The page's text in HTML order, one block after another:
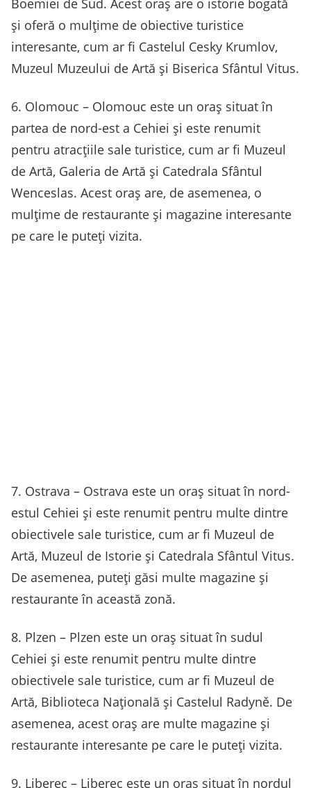
Boemiei de Sud. Acest oraș are o istorie bogată
și oferă o mulțime de obiective turistice
interesante, cum ar fi Castelul Cesky Krumlov,
Muzeul Muzeului de Artă și Biserica Sfântul Vitus.
6. Olomouc – Olomouc este un oraș situat în
partea de nord-est a Cehiei și este renumit
pentru atracțiile sale turistice, cum ar fi Muzeul
de Artă, Galeria de Artă și Catedrala Sfântul
Wenceslas. Acest oraș are, de asemenea, o
mulțime de restaurante și magazine interesante
pe care le puteți vizita.
7. Ostrava – Ostrava este un oraș situat în nord-
estul Cehiei și este renumit pentru multe dintre
obiectivele sale turistice, cum ar fi Muzeul de
Artă, Muzeul de Istorie și Catedrala Sfântul Vitus.
De asemenea, puteți găsi multe magazine și
restaurante în această zonă.
8. Plzen – Plzen este un oraș situat în sudul
Cehiei și este renumit pentru multe dintre
obiectivele sale turistice, cum ar fi Muzeul de
Artă, Biblioteca Națională și Castelul Radyně. De
asemenea, acest oraș are multe magazine și
restaurante interesante pe care le puteți vizita.
9. Liberec – Liberec este un oraș situat în nordul